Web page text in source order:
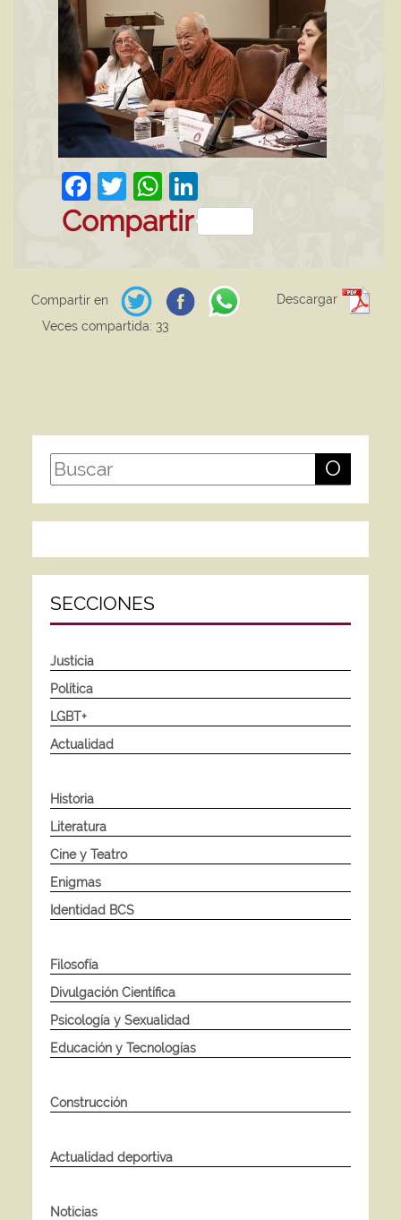
Facebook
TwitterWhatsApp
Compartir
Compartir en
Descargar
Veces compartida: 33
O
SECCIONES
Justicia
Política
LGBT+
Actualidad
Historia
Literatura
Cine y Teatro
Enigmas
Identidad BCS
Filosofía
Divulgación Científica
Psicología y Sexualidad
Educación y Tecnologías
Construcción
Actualidad deportiva
Noticias